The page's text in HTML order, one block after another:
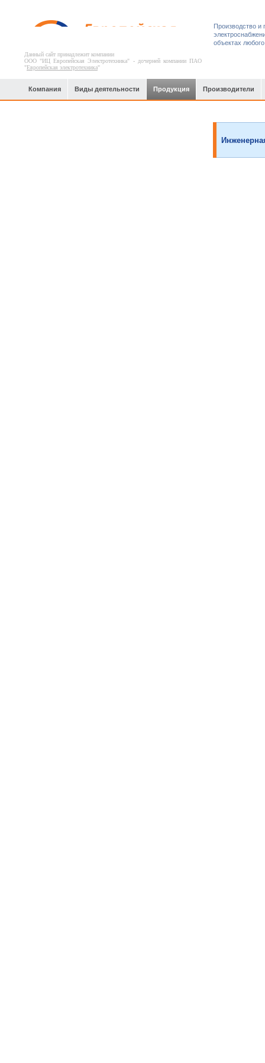
Данный сайт принадлежит компании
ООО "ИЦ Европейская Электротехника" - дочерней компании ПАО
"Европейская электротехника"
Производство и
объектах
Компания Виды деятельности Продукция Производители